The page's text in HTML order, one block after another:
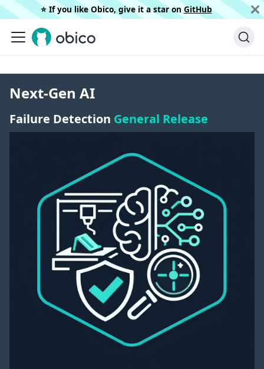
⭐️ If you like Obico, give it a star on GitHub
Next-Gen AI
Failure Detection General Release